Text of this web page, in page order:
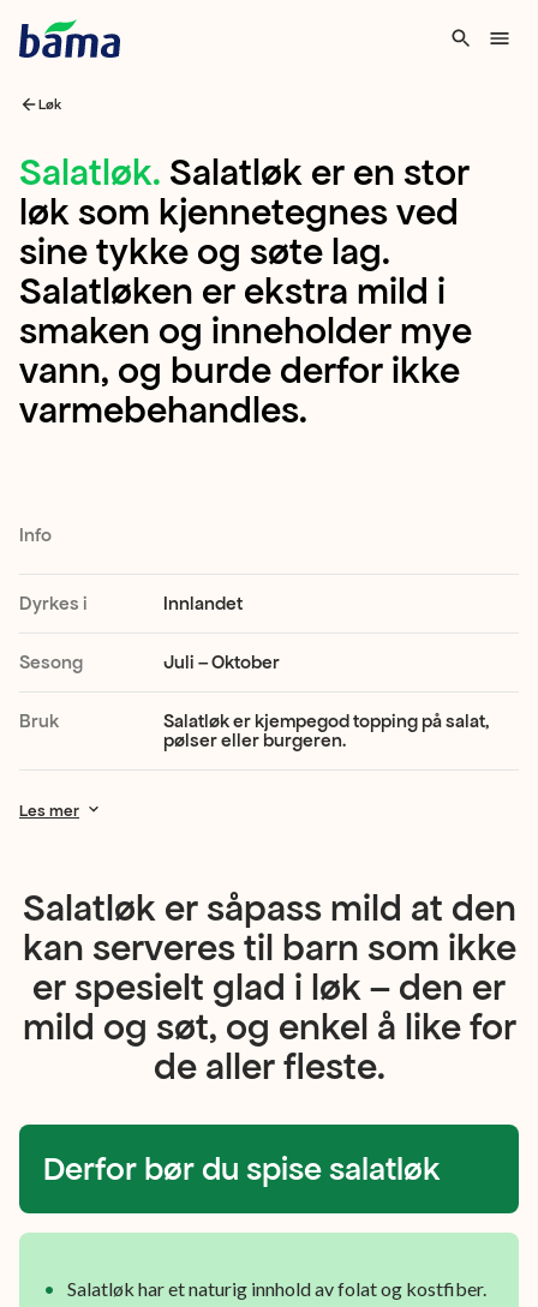
Løk
Salatløk
Salatløk
er
en
stor
løk
som
sine
tykke
og
søte
lag.
Salatløken
er
ekstra
smaken
og
inneholder
mye
og
burde
derfor
ikke
varmebehandles.
Salatløk. Salatløk er en stor
løk som kjennetegnes ved
sine tykke og søte lag.
Salatløken er ekstra mild i
smaken og inneholder mye
vann, og burde derfor ikke
varmebehandles.
Info
Dyrkes i Innlandet
Sesong Juli – Oktober
Bruk
Salatløk er kjempegod topping på salat,
pølser eller burgeren.
Les mer
Salatløk er såpass mild at den
kan serveres til barn som ikke
er spesielt glad i løk – den er
mild og søt, og enkel å like for
de aller fleste.
Derfor bør du spise salatløk
Salatløk har et naturig innhold av folat og kostfiber.